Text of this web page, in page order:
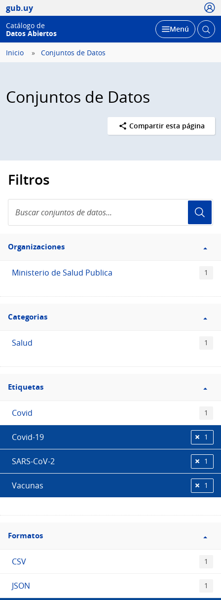
gub.uy
Catálogo de
Datos Abiertos
Desplegar
Menú Abrir
Inicio Conjuntos de Datos
Conjuntos de Datos
Compartir esta página
Filtros
conjuntos
de
Filtro
Organizaciones
Organizaciones
Ministerio de Salud Publica 1
Filtro
Categorias
Categorias
Salud 1
Filtro
Etiquetas
Etiquetas
Covid 1
Covid-19 1
SARS-CoV-2 1
Vacunas 1
Filtro
Formatos
Formatos
CSV 1
JSON 1